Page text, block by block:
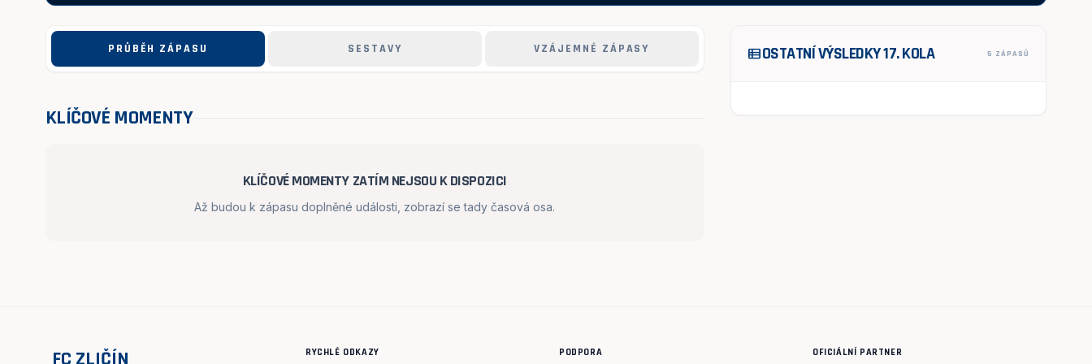
PRŮBĚH ZÁPASU SESTAVY VZÁJEMNÉ ZÁPASY
KLÍČOVÉ MOMENTY
KLÍČOVÉ MOMENTY ZATÍM NEJSOU K DISPOZICI
Až budou k zápasu doplněné události, zobrazí se tady časová osa.
view_listOSTATNÍ VÝSLEDKY 17. KOLA 5 ZÁPASŮ
FC ZLIČÍN RYCHLÉ ODKAZY PODPORA OFICIÁLNÍ PARTNER